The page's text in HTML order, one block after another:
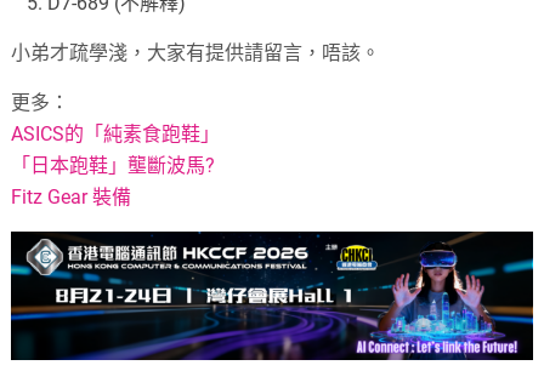
小弟才疏學淺，大家有提供請留言，唔該。
更多：
ASICS的「純素食跑鞋」
「日本跑鞋」壟斷波馬?
Fitz Gear 裝備